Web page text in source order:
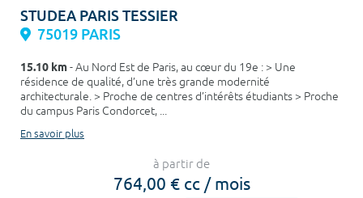
STUDEA PARIS TESSIER
75019 PARIS
15.10 km- Au Nord Est de Paris, au cœur du 19e : > Une
résidence de qualité, d’une très grande modernité
architecturale. > Proche de centres d’intérêts étudiants > Proche
du campus Paris Condorcet, ...
En savoir plus
à partir de
764,00 € cc / mois